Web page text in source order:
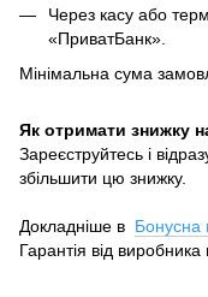
Через касу або
«ПриватБанк».
Мінімальна сума
Як отримати знижку
Зареєструйтесь і
збільшити цю знижку.
Докладніше в Бонусна
Гарантія від виробника